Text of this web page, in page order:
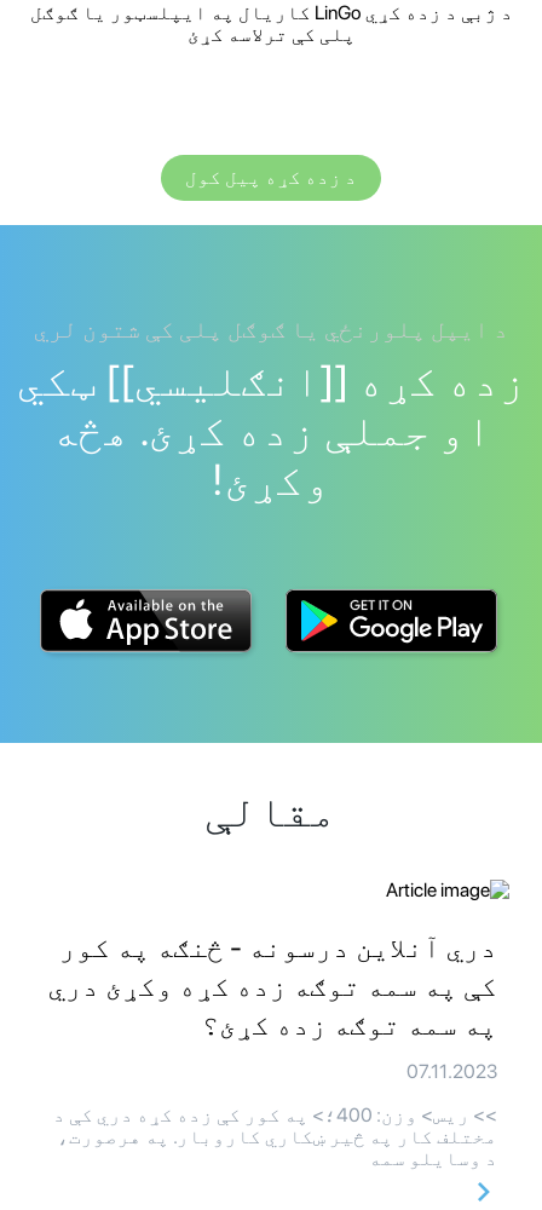
د ژبې د زده کړي LinGo کاریال په ایپلسټور یا ګوګل
پلی کې ترلاسه کړئ
د زده کړه پیل کول
د ایپل پلورنځي یا ګوګل پلی کې شتون لري
زده کړه [[انګلیسي]] ټکي
او جملې زده کړئ. هڅه
وکړئ!
مقالې
دري آنلاین درسونه - څنګه په کور
کې په سمه توګه زده کړه وکړئ دري
په سمه توګه زده کړئ؟
07.11.2023
>> ريس> وزن: 400؛> په کور کې زده کړه دري کې د
مختلف کار په څیر ښکاري کاروبار. په هرصورت،
د وسایلو سمه